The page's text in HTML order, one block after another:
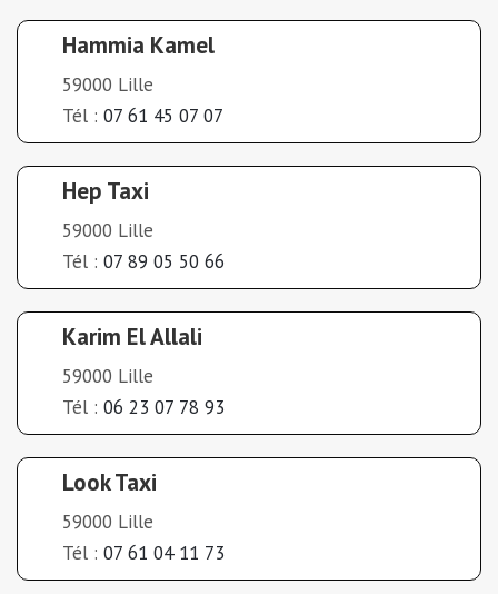
Hammia Kamel
59000 Lille
Tél : 07 61 45 07 07
Hep Taxi
59000 Lille
Tél : 07 89 05 50 66
Karim El Allali
59000 Lille
Tél : 06 23 07 78 93
Look Taxi
59000 Lille
Tél : 07 61 04 11 73